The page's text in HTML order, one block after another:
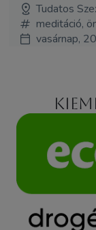
Tudatos
meditáció,
vasárnap,